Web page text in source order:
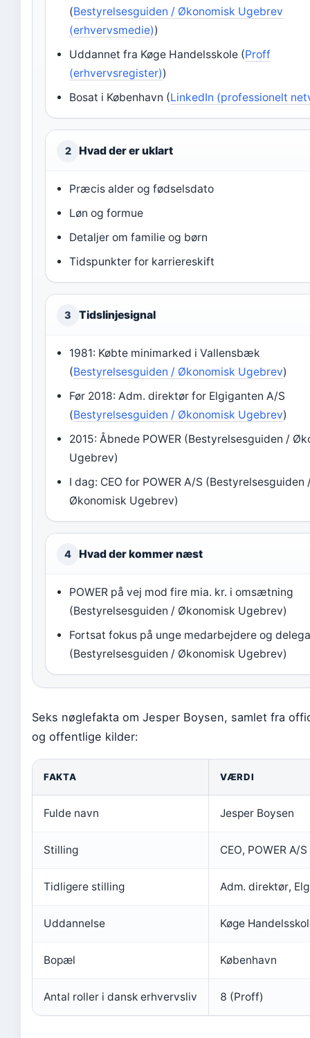
(Bestyrelsesguiden / Økonomisk Ugebrev
(erhvervsmedie))
Uddannet fra Køge Handelsskole (Proff
(erhvervsregister))
Bosat i København (LinkedIn (professionelt
2 Hvad der er uklart
Præcis alder og fødselsdato
Løn og formue
Detaljer om familie og børn
Tidspunkter for karriereskift
3 Tidslinjesignal
1981: Købte minimarked i Vallensbæk
(Bestyrelsesguiden / Økonomisk Ugebrev)
Før 2018: Adm. direktør for Elgiganten A/S
(Bestyrelsesguiden / Økonomisk Ugebrev)
2015: Åbnede POWER (Bestyrelsesguiden /
Ugebrev)
I dag: CEO for POWER A/S (Bestyrelsesguiden
Økonomisk Ugebrev)
4 Hvad der kommer næst
POWER på vej mod fire mia. kr. i omsætning
(Bestyrelsesguiden / Økonomisk Ugebrev)
Fortsat fokus på unge medarbejdere og
(Bestyrelsesguiden / Økonomisk Ugebrev)
Seks nøglefakta om Jesper Boysen, samlet fra
og offentlige kilder:
FAKTA VÆRDI
Fulde navn Jesper Boysen
Stilling CEO, POWER A/S
Tidligere stilling Adm. direktør,
Uddannelse Køge
Bopæl København
Antal roller i dansk erhvervsliv 8 (Proff)